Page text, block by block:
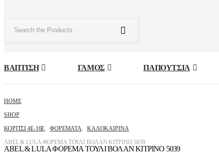
ΒΑΠΤΙΣΗ ΓΑΜΟΣ ΠΑΠΟΥΤΣΙΑ
HOME
SHOP
ΚΟΡΙΤΣΙ 4Ε-16Ε, ΦΟΡΈΜΑΤΑ,
ΚΑΛΟΚΑΙΡΙΝΆ
ABEL & LULA ΦΟΡΕΜΑ ΤΟΥΛΙ ΒΟΛΑΝ ΚΙΤΡΙΝΟ 5039
ABEL & LULA ΦΟΡΕΜΑ ΤΟΥΛΙ ΒΟΛΑΝ ΚΙΤΡΙΝΟ 5039